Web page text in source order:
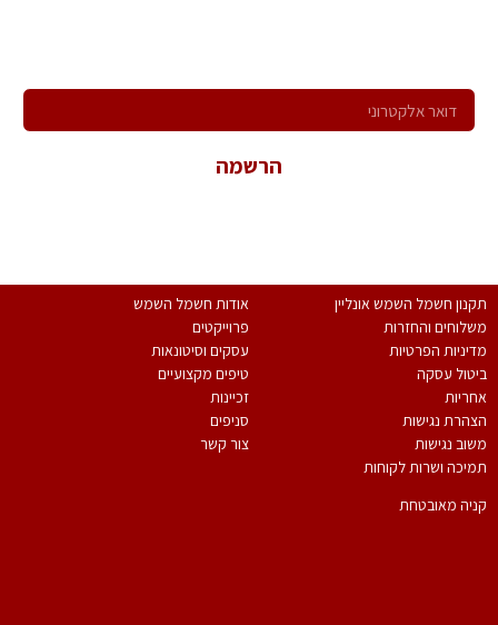
הרשמה
חשמל השמש אונליין
והחזרות
הפרטיות
עסקה
נגישות
נגישות
ושרות לקוחות
אודות חשמל השמש
פרוייקטים
עסקים וסיטונאות
טיפים מקצועיים
זכיינות
סניפים
צור קשר
מאובטחת